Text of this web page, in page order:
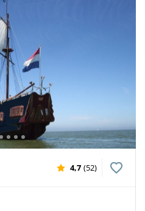
4,7 (52)